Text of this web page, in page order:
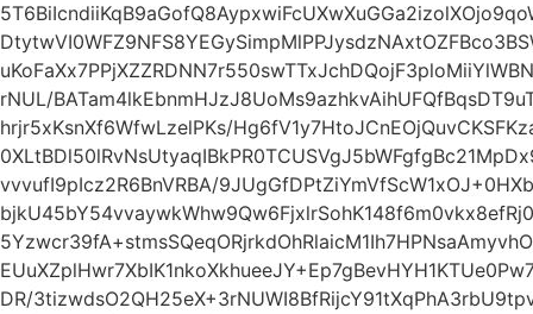
rNUL/
hrjr5xKsnXf6WfwLzelPKs/
vvvufI9pIcz2R6BnVRBA/
DR/